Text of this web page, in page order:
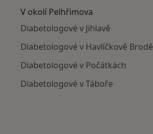
V okolí Pelhřimova
Diabetologové v Jihlavě
Diabetologové v Havlíčkově Brodě
Diabetologové v Počátkách
Diabetologové v Táboře